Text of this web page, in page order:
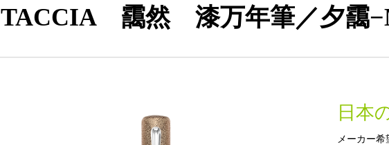
ノート・紙製品
ファイル・
ホルダー用品
学校ソリューション
沿革
TACCIA 靄然 漆万年筆／夕靄
日本
メーカー希